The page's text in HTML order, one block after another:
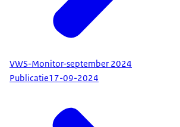
VWS-Monitor-september 2024
Publicatie17-09-2024